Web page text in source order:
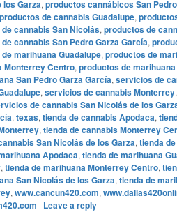
los Garza, productos cannábicos San
productos de cannabis Guadalupe,
cannabis San Nicolás, productos de
cannabis San Pedro Garza García,
marihuana Guadalupe, productos de
Monterrey Centro, productos de
San Pedro Garza García, servicios de
, servicios de cannabis Monterrey,
de cannabis San Nicolás de los
, texas, tienda de cannabis Apodaca,
, tienda de cannabis Monterrey
San Nicolás de los Garza, tienda
Apodaca, tienda de marihuana
, tienda de marihuana Monterrey Centro,
San Nicolás de los Garza, tienda de
, www.cancun420.com,
| Leave a reply